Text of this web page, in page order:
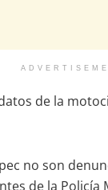
de la
no son
de la